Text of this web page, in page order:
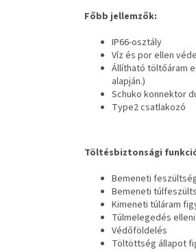
Főbb jellemzők:
IP66-osztály
Víz és por ellen
Állítható töltőáram
alapján.)
Schuko konnektor
Type2 csatlakozó
Töltésbiztonsági
Bemeneti
Bemeneti
Kimeneti túláram
Túlmelegedés
Védőföldelés
Töltöttség állapot